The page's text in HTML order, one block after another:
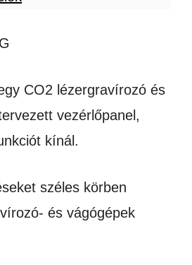
CO2 lézergravírozó és
vezérlőpanel,
kínál.
széles körben
és vágógépek